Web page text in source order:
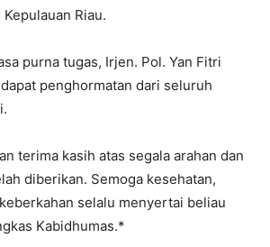
Riau.
purna tugas, Irjen. Pol. Yan Fitri
penghormatan dari seluruh
terima kasih atas segala arahan dan
diberikan. Semoga kesehatan,
selalu menyertai beliau
Kabidhumas.*